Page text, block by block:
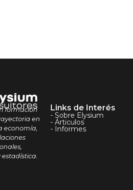
formación
en
economía,
Links de Interés
- Sobre Elysium
- Árticulos
- Informes